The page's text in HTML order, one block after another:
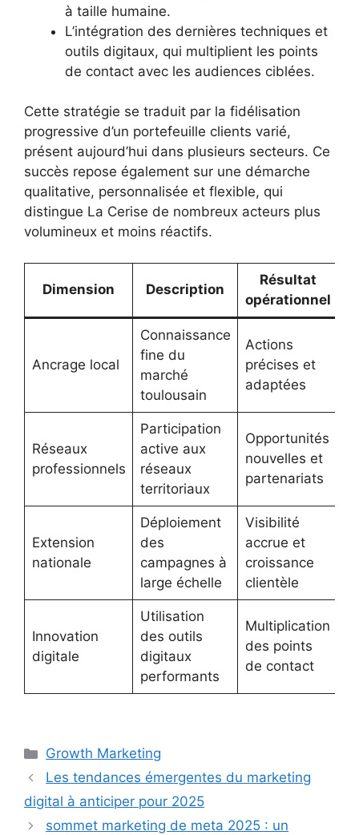
à taille humaine.
L’intégration des dernières techniques et
outils digitaux, qui multiplient les points
de contact avec les audiences ciblées.
Cette stratégie se traduit par la fidélisation
progressive d’un portefeuille clients varié,
présent aujourd’hui dans plusieurs secteurs. Ce
succès repose également sur une démarche
qualitative, personnalisée et flexible, qui
distingue La Cerise de nombreux acteurs plus
volumineux et moins réactifs.
Dimension Description
Résultat
opérationnel
Ancrage local
Connaissance
fine du
marché
toulousain
Actions
précises et
adaptées
Réseaux
professionnels
Participation
active aux
réseaux
territoriaux
Opportunités
nouvelles et
partenariats
Extension
nationale
Déploiement
des
campagnes à
large échelle
Visibilité
accrue et
croissance
clientèle
Innovation
digitale
Utilisation
des outils
digitaux
performants
Multiplication
des points
de contact
Catégories
Growth Marketing
Les tendances émergentes du marketing
digital à anticiper pour 2025
sommet marketing de meta 2025 : un